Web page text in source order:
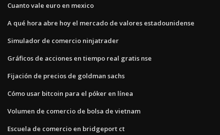
Cuanto vale euro en mexico
A qué hora abre hoy el mercado de valores estadounidense
Simulador de comercio ninjatrader
Gráficos de acciones en tiempo real gratis nse
Fijación de precios de goldman sachs
Cómo usar bitcoin para el póker en línea
Volumen de comercio de bolsa de vietnam
Escuela de comercio en bridgeport ct